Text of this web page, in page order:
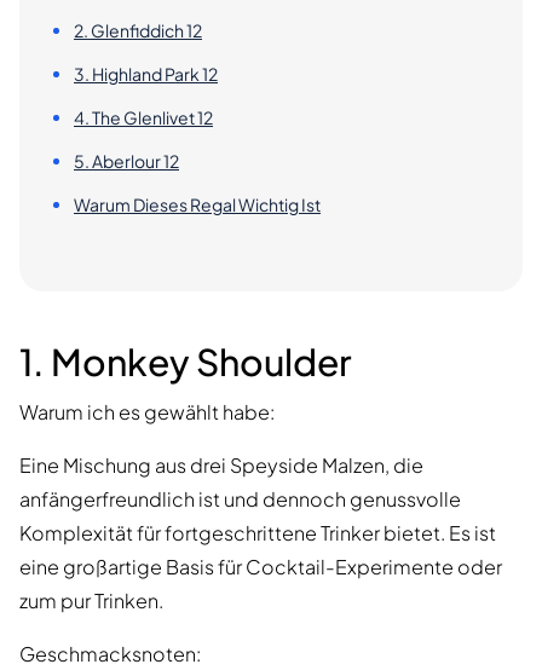
2. Glenfiddich 12
3. Highland Park 12
4. The Glenlivet 12
5. Aberlour 12
Warum Dieses Regal Wichtig Ist
1. Monkey Shoulder
Warum ich es gewählt habe:
Eine Mischung aus drei Speyside Malzen, die
anfängerfreundlich ist und dennoch genussvolle
Komplexität für fortgeschrittene Trinker bietet. Es ist
eine großartige Basis für Cocktail-Experimente oder
zum pur Trinken.
Geschmacksnoten: